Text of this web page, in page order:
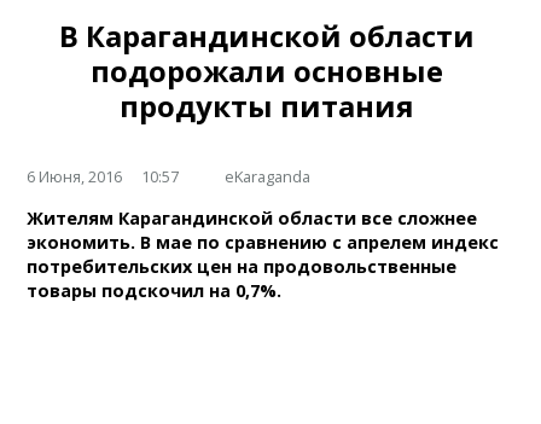
В Карагандинской области
подорожали основные
продукты питания
6 Июня, 2016 10:57 eKaraganda
Жителям Карагандинской области все сложнее
экономить. В мае по сравнению с апрелем индекс
потребительских цен на продовольственные
товары подскочил на 0,7%.